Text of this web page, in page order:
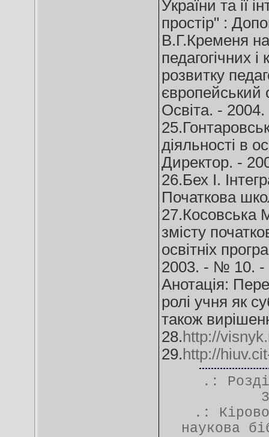
України та ії
простір" :
В.Г.Кременя на
педагогічних
розвитку
європейський
Освіта. -
діяльності в
Директор. -
26.Бех І.
Початкова
27.Косовська
змісту
освітніх
2003. - № 10. -
Анотація:
ролі учня як
також
28. http://
29. http://
.:
.:
наукова